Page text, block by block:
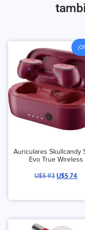
Auriculares Skullcandy
Evo True Wireless
U$S93U$S74